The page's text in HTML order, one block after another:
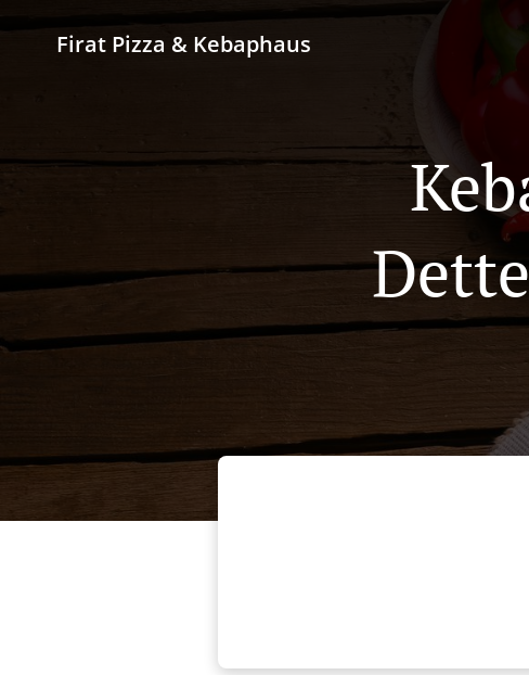
Firat Pizza & Kebaphaus